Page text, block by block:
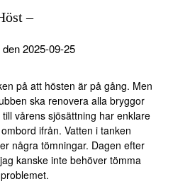
–
2025-09-25
på att hösten är på gång. Men
ska renovera alla bryggor
vårens sjösättning har enklare
ifrån. Vatten i tanken
några tömningar. Dagen efter
kanske inte behöver tömma